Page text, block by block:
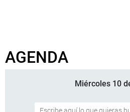
AGENDA
Miércoles 10